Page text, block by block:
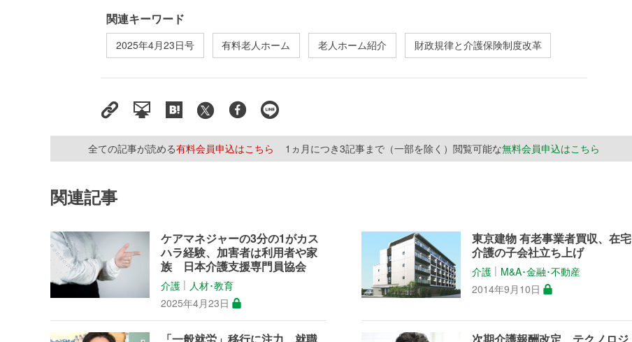
関連キーワード
2025年4月23日号 有料老人ホーム 老人ホーム紹介 財政規律と介護保険制度改革
全ての記事が読める有料会員申込はこちら 1ヵ月につき3記事まで（一部を除く）閲覧可能な無料会員申込はこちら
関連記事
ケアマネジャーの3分の1がカス
ハラ経験、加害者は利用者や家
族 日本介護支援専門員協会
介護 │ 人材･教育
2025年4月23日
東京建物 有老事業者買収、在宅
介護の子会社立ち上げ
介護 │ M&A･金融･不動産
2014年9月10日